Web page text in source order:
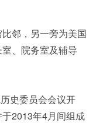
邻，另一旁为美国
、院务室及辅导
史委员会会议开
2013年4月间组成